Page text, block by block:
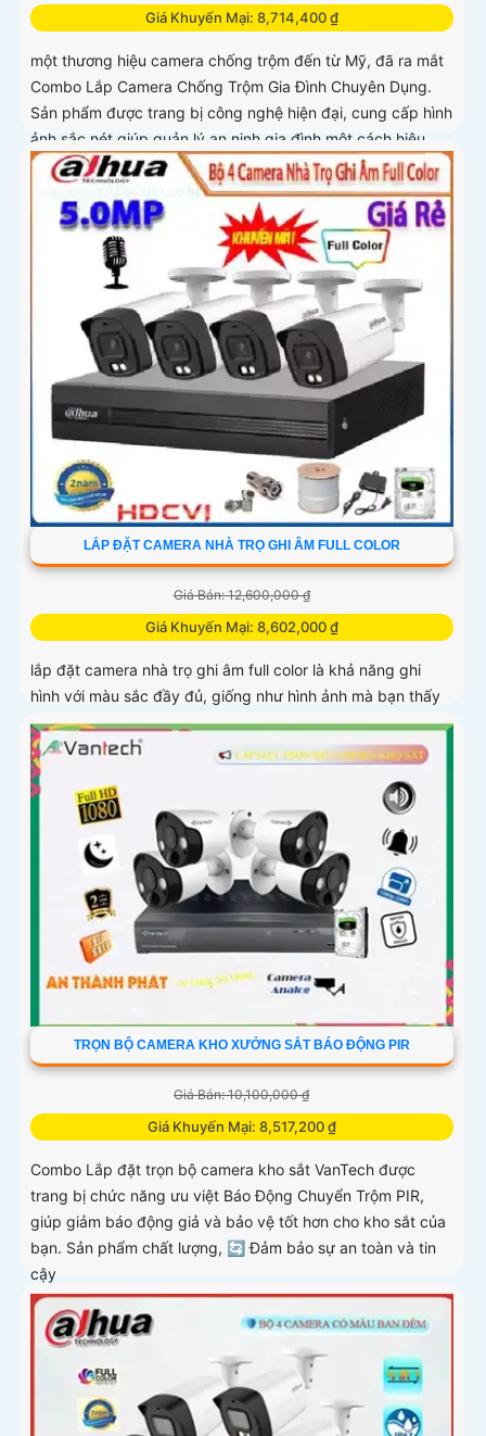
Giá Khuyến Mại: 8,714,400 ₫
một thương hiệu camera chống trộm đến từ Mỹ, đã ra mắt
Combo Lắp Camera Chống Trộm Gia Đình Chuyên Dụng.
Sản phẩm được trang bị công nghệ hiện đại, cung cấp hình
ảnh sắc nét giúp quản lý an ninh gia đình một cách hiệu
quả
LẮP ĐẶT CAMERA NHÀ TRỌ GHI ÂM FULL COLOR
Giá Bán: 12,600,000 ₫
Giá Khuyến Mại: 8,602,000 ₫
lắp đặt camera nhà trọ ghi âm full color là khả năng ghi
hình với màu sắc đầy đủ, giống như hình ảnh mà bạn thấy
trong thực tế. Điều này giúp bạn nhận biết và phân biệt dễ
dàng các đối tượng một cách chi tiết hơn trong điều kiện
ánh sáng yếu
TRỌN BỘ CAMERA KHO XƯỞNG SẮT BÁO ĐỘNG PIR
Giá Bán: 10,100,000 ₫
Giá Khuyến Mại: 8,517,200 ₫
Combo Lắp đặt trọn bộ camera kho sắt VanTech được
trang bị chức năng ưu việt Báo Động Chuyển Trộm PIR,
giúp giảm báo động giả và bảo vệ tốt hơn cho kho sắt của
bạn. Sản phẩm chất lượng, 🔄 Đảm bảo sự an toàn và tin
cậy